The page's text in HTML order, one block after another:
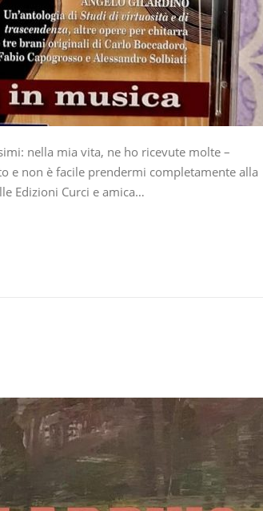
nella mia vita, ne ho ricevute molte –
e non è facile prendermi completamente alla
Edizioni Curci e amica…